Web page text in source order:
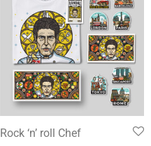
Rock ‘n’ roll Chef